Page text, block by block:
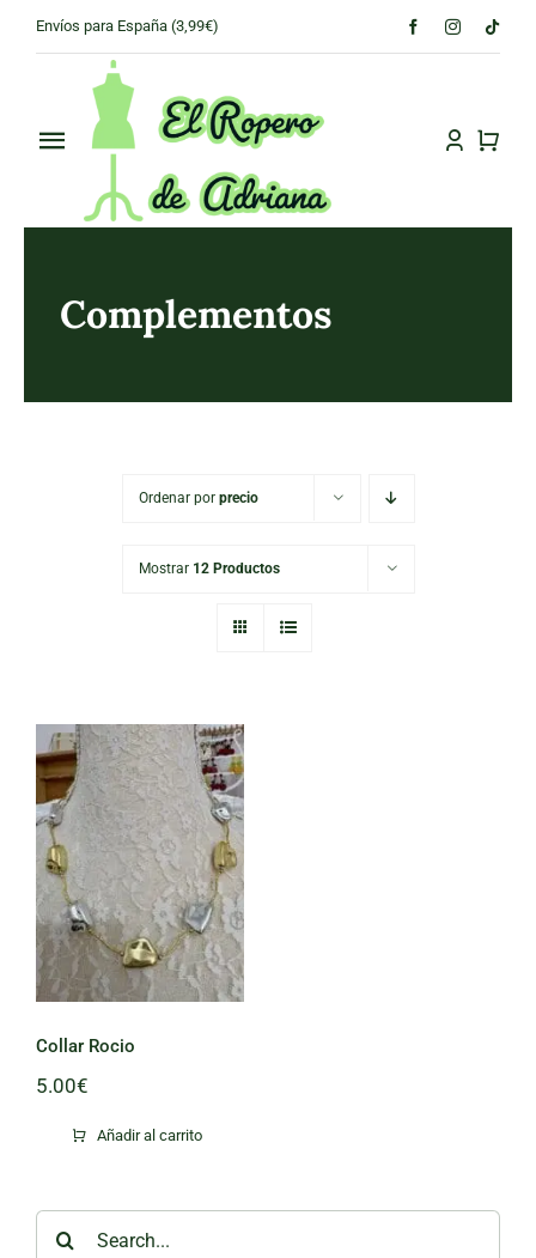
Envíos para España (3,99€)
Toggle
Navigation
PRINCIPAL
Complementos
Ordenar por precio
Mostrar 12 Productos
Collar Rocio
Collar Rocio
5.00€
Añadir al carrito